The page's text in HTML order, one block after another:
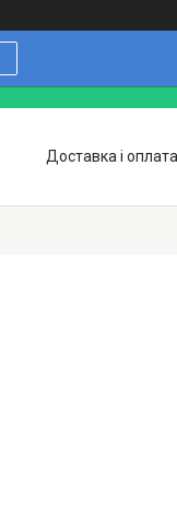
Доставка і оплата